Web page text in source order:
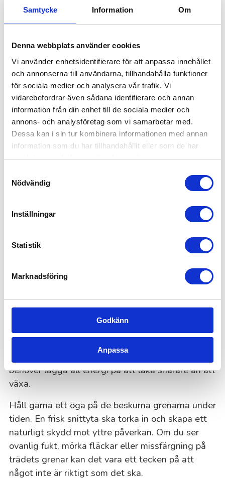
Samtycke Information Om
Denna webbplats använder cookies
Vi använder enhetsidentifierare för att anpassa innehållet
och annonserna till användarna, tillhandahålla funktioner
för sociala medier och analysera vår trafik. Vi
vidarebefordrar även sådana identifierare och annan
information från din enhet till de sociala medier och
annons- och analysföretag som vi samarbetar med.
Dessa kan i sin tur kombinera informationen med annan
information som du har tillhandahållit eller som de har
samlat in när du har använt deras tjänster.
Nödvändig
Inställningar
Statistik
Marknadsföring
Godkänn
Anpassa
Säker trädbeskärning: Vi jobbar
När vi beskär träd sätter vi alltid säkerheten först
– både för dig som kund och för träden. Oftast
klarar vi oss långt med de verktyg du redan har
hemma, men vid behov kompletterar vi gärna med
specialutrustning mot en extra kostnad för att
exempelvis nå höga grenar utan att skada trädets
krona.
Större projekt kan behöva genomföras med hjälp
mindre ingrepp kan utföras med handverktyg.
beskärningsmetoder ser vi till att varje snitt görs i
rätt vinkel och på rätt plats, så att dina träd läker
Så tar du hand om träden efter beskärning
återhämta sig i lugn och ro. Låt snittytorna läka
naturligt och undvik att belasta trädet med mer
stress. Lite extra vatten gör stor skillnad, särskilt
avvakta med gödsling, eftersom trädet just nu
behöver lägga all energi på att läka snarare än att
växa.
Håll gärna ett öga på de beskurna grenarna under
tiden. En frisk snittyta ska torka in och skapa ett
naturligt skydd mot yttre påverkan. Om du ser
ovanlig fukt, mörka fläckar eller missfärgning på
trädets grenar kan det vara ett tecken på att
något inte är riktigt som det ska.